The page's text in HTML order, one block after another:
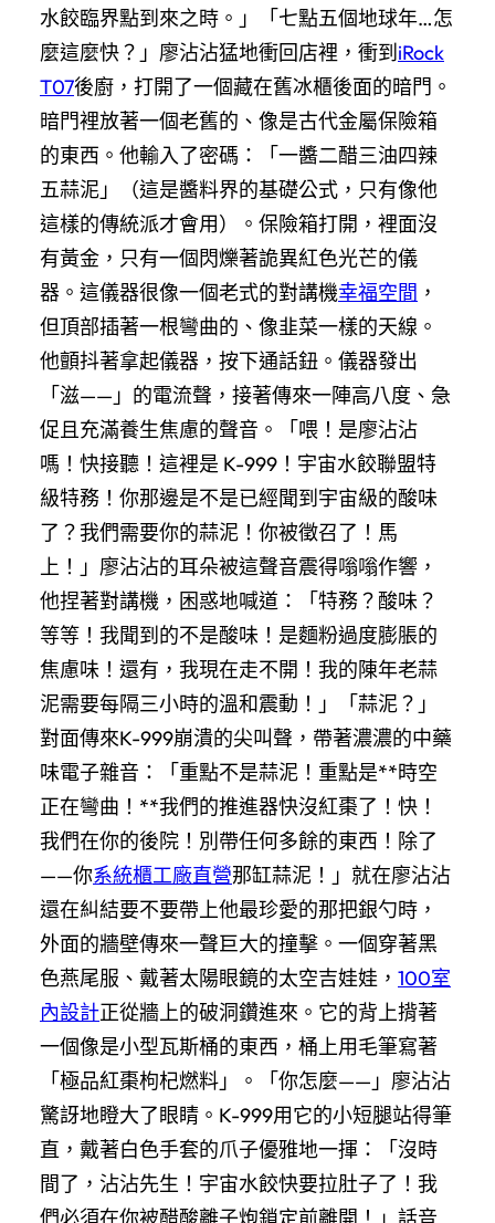
水餃臨界點到來之時。」「七點五個地球年…怎
麼這麼快？」廖沾沾猛地衝回店裡，衝到 iRock
T07後廚，打開了一個藏在舊冰櫃後面的暗門。
暗門裡放著一個老舊的、像是古代金屬保險箱
的東西。他輸入了密碼：「一醬二醋三油四辣
五蒜泥」（這是醬料界的基礎公式，只有像他
這樣的傳統派才會用）。保險箱打開，裡面沒
有黃金，只有一個閃爍著詭異紅色光芒的儀
器。這儀器很像一個老式的對講機幸福空間 ，
但頂部插著一根彎曲的、像韭菜一樣的天線。
他顫抖著拿起儀器，按下通話鈕。儀器發出
「滋——」的電流聲，接著傳來一陣高八度、急
促且充滿養生焦慮的聲音。「喂！是廖沾沾
嗎！快接聽！這裡是 K-999！宇宙水餃聯盟特
級特務！你那邊是不是已經聞到宇宙級的酸味
了？我們需要你的蒜泥！你被徵召了！馬
上！」廖沾沾的耳朵被這聲音震得嗡嗡作響，
他捏著對講機，困惑地喊道：「特務？酸味？
等等！我聞到的不是酸味！是麵粉過度膨脹的
焦慮味！還有，我現在走不開！我的陳年老蒜
泥需要每隔三小時的溫和震動！」「蒜泥？」
對面傳來K-999崩潰的尖叫聲，帶著濃濃的中藥
味電子雜音：「重點不是蒜泥！重點是**時空
正在彎曲！**我們的推進器快沒紅棗了！快！
我們在你的後院！別帶任何多餘的東西！除了
——你系統櫃工廠直營那缸蒜泥！」就在廖沾沾
還在糾結要不要帶上他最珍愛的那把銀勺時，
外面的牆壁傳來一聲巨大的撞擊。一個穿著黑
色燕尾服、戴著太陽眼鏡的太空吉娃娃， 100室
內設計正從牆上的破洞鑽進來。它的背上揹著
一個像是小型瓦斯桶的東西，桶上用毛筆寫著
「極品紅棗枸杞燃料」。「你怎麼——」廖沾沾
驚訝地瞪大了眼睛。K-999用它的小短腿站得筆
直，戴著白色手套的爪子優雅地一揮：「沒時
間了，沾沾先生！宇宙水餃快要拉肚子了！我
們必須在你被醋酸離子炮鎖定前離開！」話音